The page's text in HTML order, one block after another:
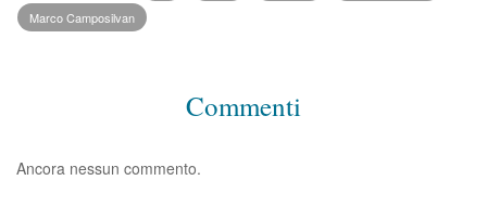
Marco Camposilvan
Commenti
Ancora nessun commento.